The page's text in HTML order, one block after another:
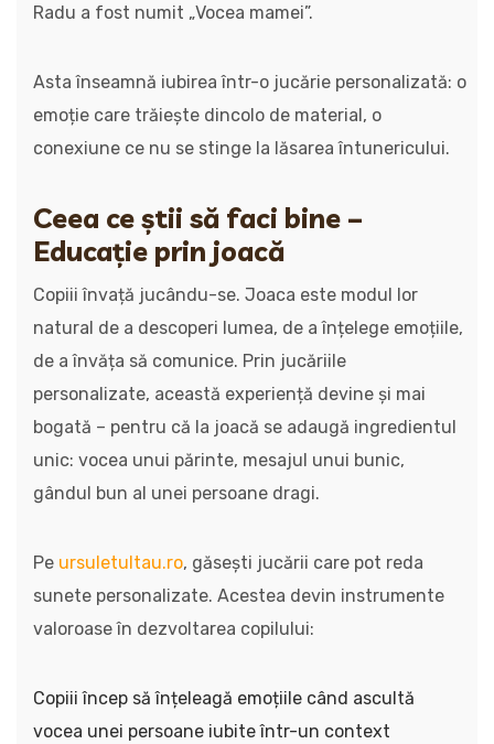
Radu a fost numit „Vocea mamei”.
Asta înseamnă iubirea într-o jucărie personalizată: o
emoție care trăiește dincolo de material, o
conexiune ce nu se stinge la lăsarea întunericului.
Ceea ce știi să faci bine –
Educație prin joacă
Copiii învață jucându-se. Joaca este modul lor
natural de a descoperi lumea, de a înțelege emoțiile,
de a învăța să comunice. Prin jucăriile
personalizate, această experiență devine și mai
bogată – pentru că la joacă se adaugă ingredientul
unic: vocea unui părinte, mesajul unui bunic,
gândul bun al unei persoane dragi.
Pe ursuletultau.ro, găsești jucării care pot reda
sunete personalizate. Acestea devin instrumente
valoroase în dezvoltarea copilului:
Copiii încep să înțeleagă emoțiile când ascultă
vocea unei persoane iubite într-un context